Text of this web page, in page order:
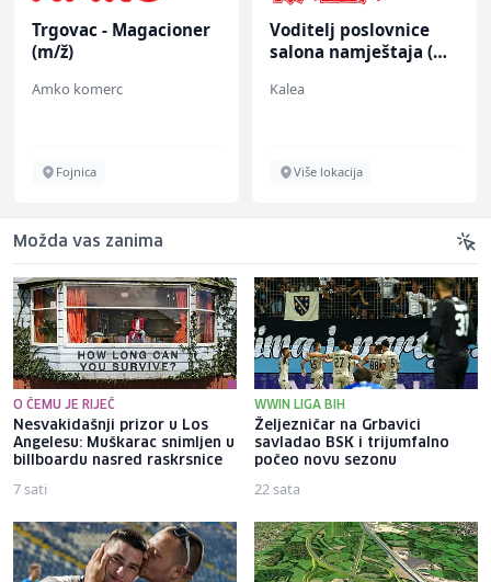
Trgovac - Magacioner
(m/ž)
Amko komerc
Fojnica
Voditelj poslovnice
salona namještaja (m/
Kalea
Više lokacija
Možda vas zanima
O ČEMU JE RIJEČ
Nesvakidašnji prizor u Los
Angelesu: Muškarac snimljen u
billboardu nasred raskrsnice
7 sati
WWIN LIGA BIH
Željezničar na Grbavici
savladao BSK i trijumfalno
počeo novu sezonu
22 sata